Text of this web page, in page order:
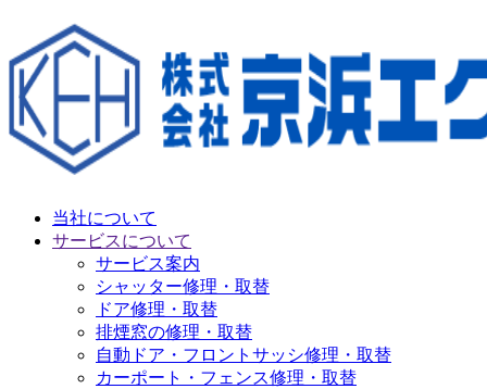
当社について
サービスについて
サービス案内
シャッター修理・取替
ドア修理・取替
排煙窓の修理・取替
自動ドア・フロントサッシ修理・取替
カーポート・フェンス修理・取替